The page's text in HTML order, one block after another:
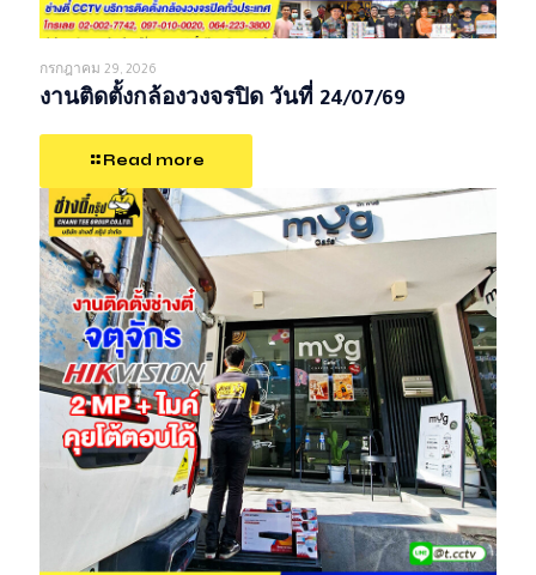
กรกฎาคม 29, 2026
งานติดตั้งกล้องวงจรปิด วันที่ 24/07/69
Read more